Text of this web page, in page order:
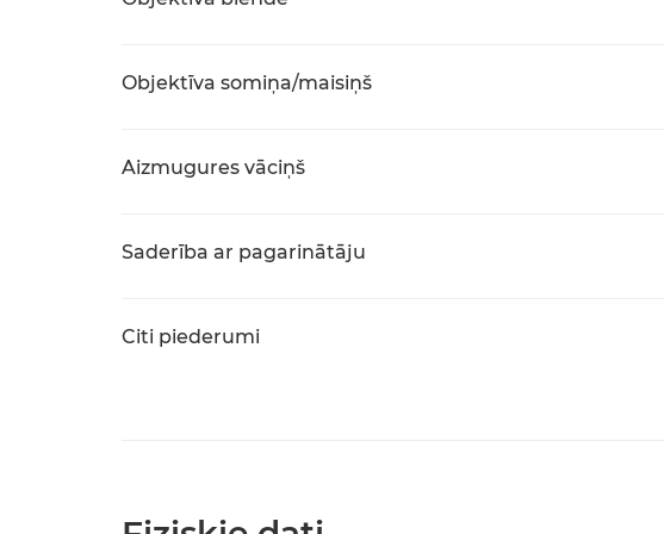
Objektīva somiņa/maisiņš
Aizmugures vāciņš
Saderība ar pagarinātāju
Citi piederumi